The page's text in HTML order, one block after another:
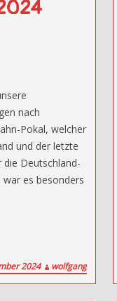
nach
Pokal, welcher
und der letzte
Deutschland-
war es besonders
2024 wolfgang